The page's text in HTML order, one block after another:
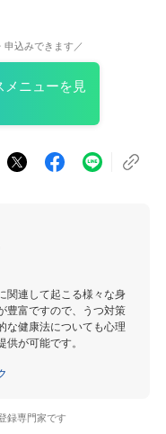
込みできます／
ニューを見
関連して起こる様々な身
豊富ですので、うつ対策
な健康法についても心理
が可能です。
録専門家です